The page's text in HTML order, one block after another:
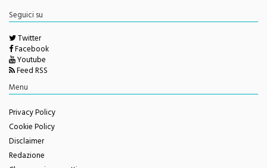
redazione@monrealepress.it
Seguici su
Twitter
Facebook
Youtube
Feed RSS
Privacy Policy
Cookie Policy
Disclaimer